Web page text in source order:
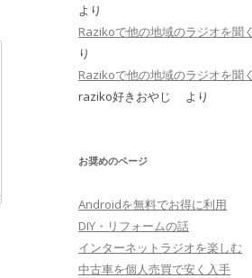
より
Razikoで他の地域のラジオを聞く
り
Razikoで他の地域のラジオを聞く
raziko好きおやじ
より
お奨めのページ
Androidを無料でお得に利用
DIY・リフォームの話
インターネットラジオを楽しむ
中古車を個人売買で安く入手